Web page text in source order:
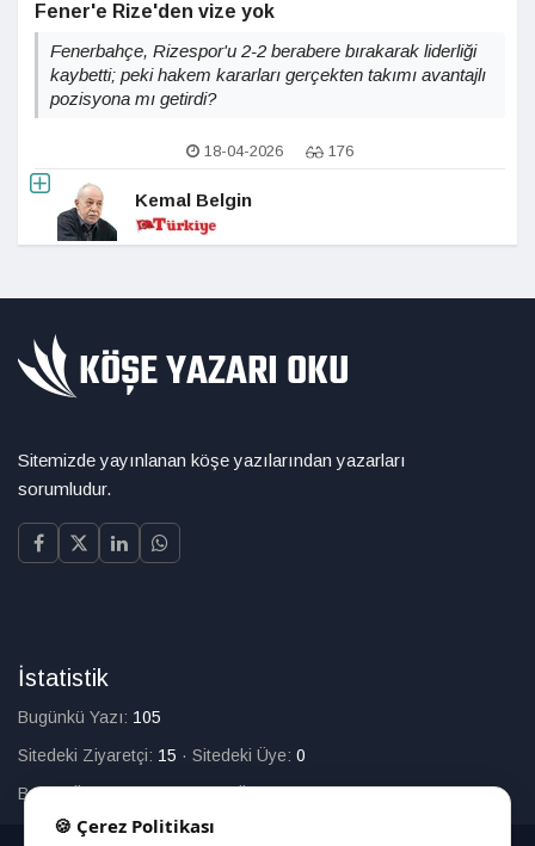
Fener'e Rize'den vize yok
Fenerbahçe, Rizespor'u 2-2 berabere bırakarak liderliği
kaybetti; peki hakem kararları gerçekten takımı avantajlı
pozisyona mı getirdi?
18-04-2026 176
Kemal Belgin
Sitemizde yayınlanan köşe yazılarından yazarları
sorumludur.
İstatistik
Bugünkü Yazı: 105
Sitedeki Ziyaretçi: 15 · Sitedeki Üye: 0
Bugün Üye Olan:0·Toplam Üye:226
🍪 Çerez Politikası